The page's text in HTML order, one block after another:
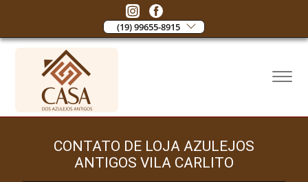
(19) 99655-8915
CONTATO DE LOJA AZULEJOS
ANTIGOS VILA CARLITO